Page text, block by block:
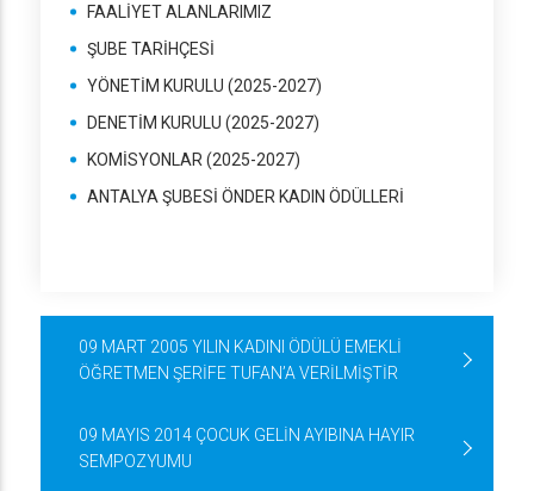
FAALİYET ALANLARIMIZ
ŞUBE TARİHÇESİ
YÖNETİM KURULU (2025-2027)
DENETİM KURULU (2025-2027)
KOMİSYONLAR (2025-2027)
ANTALYA ŞUBESİ ÖNDER KADIN ÖDÜLLERİ
09 MART 2005 YILIN KADINI ÖDÜLÜ EMEKLİ
ÖĞRETMEN ŞERİFE TUFAN’A VERİLMİŞTİR
09 MAYIS 2014 ÇOCUK GELİN AYIBINA HAYIR
SEMPOZYUMU